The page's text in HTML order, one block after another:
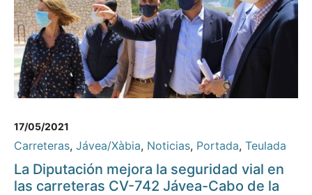
17/05/2021
Carreteras, Jávea/Xàbia, Noticias, Portada, Teulada
La Diputación mejora la seguridad vial en
las carreteras CV-742 Jávea-Cabo de la